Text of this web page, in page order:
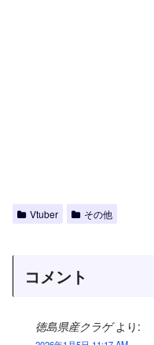
Vtuber その他
コメント
徳島県産クラゲ より: